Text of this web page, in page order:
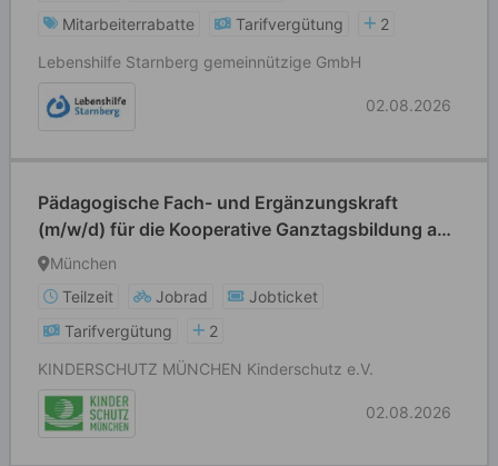
Mitarbeiterrabatte
Tarifvergütung
2
Lebenshilfe Starnberg gemeinnützige GmbH
02.08.2026
Pädagogische Fach- und Ergänzungskraft
(m/w/d) für die Kooperative Ganztagsbildung an
der Grundschule Waldmeisterstraße
München
Teilzeit
Jobrad
Jobticket
Tarifvergütung
2
KINDERSCHUTZ MÜNCHEN Kinderschutz e.V.
02.08.2026